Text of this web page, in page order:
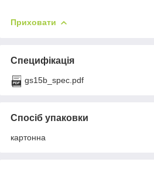
Приховати
Специфікація
gs15b_spec.pdf
Спосіб упаковки
картонна